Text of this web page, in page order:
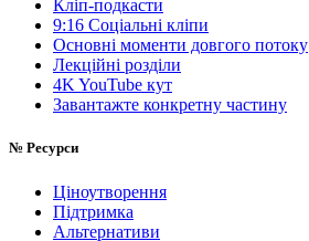
Кліп-подкасти
9:16 Соціальні кліпи
Основні моменти довгого потоку
Лекційні розділи
4K YouTube кут
Завантажте конкретну частину
№ Ресурси
Ціноутворення
Підтримка
Альтернативи